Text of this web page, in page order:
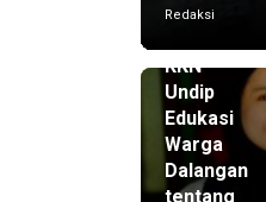
Redaksi
KKN
Undip
Edukasi
Warga
Dalangan
tentang